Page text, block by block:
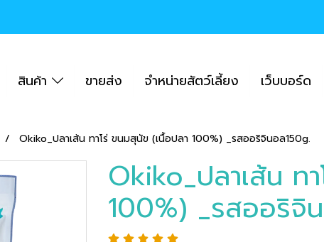
สินค้า ขายส่ง จำหน่ายสัตว์เลี้ยง เว็บบอร์ด
Okiko_ปลาเส้น ทาโร่ ขนมสุนัข (เนื้อปลา 100%) _รสออริจินอล150g.
Okiko_ปลาเส้น ท
100%) _รสออริจิ